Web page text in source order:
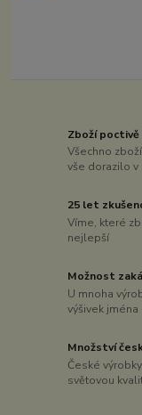
Zboží
Všechno
vše dorazilo v
25 let
Víme, které
nejlepší
Možnost
U mnoha
výšivek jména
Množství
České
světovou